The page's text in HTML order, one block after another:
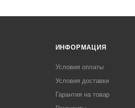
ИНФОРМАЦИЯ
Условия оплаты
Условия доставки
Гарантия на товар